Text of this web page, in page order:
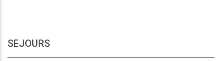
SEJOURS